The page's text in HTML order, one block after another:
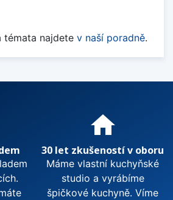
témata najdete v naší poradně.
nás? home
30 let zkušeností v oboru
Máme vlastní kuchyňské
studio a vyrábíme
špičkové kuchyně. Víme